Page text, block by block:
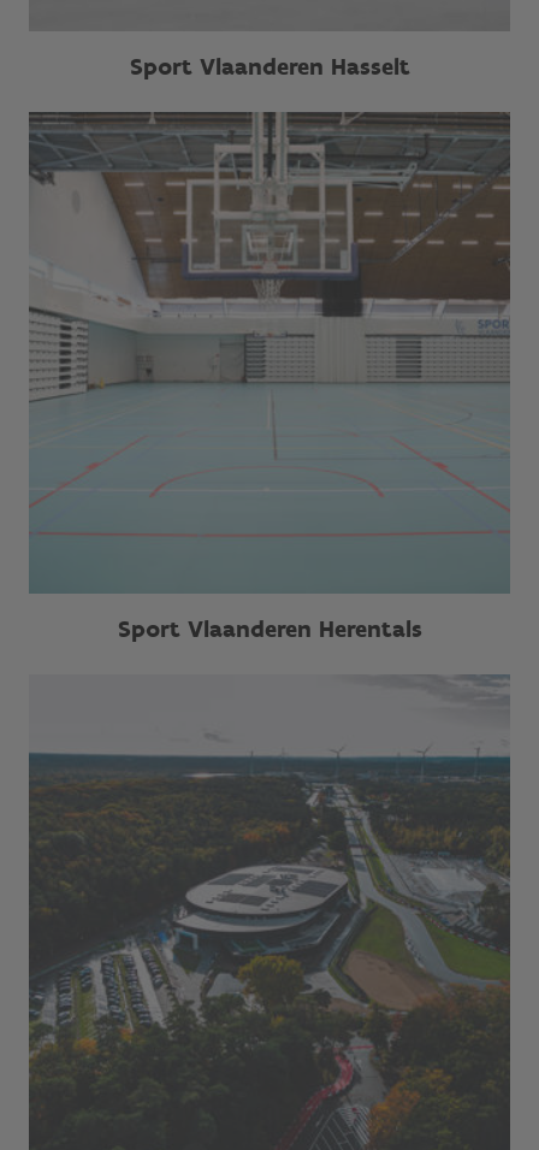
Sport Vlaanderen Hasselt
Sport Vlaanderen Herentals